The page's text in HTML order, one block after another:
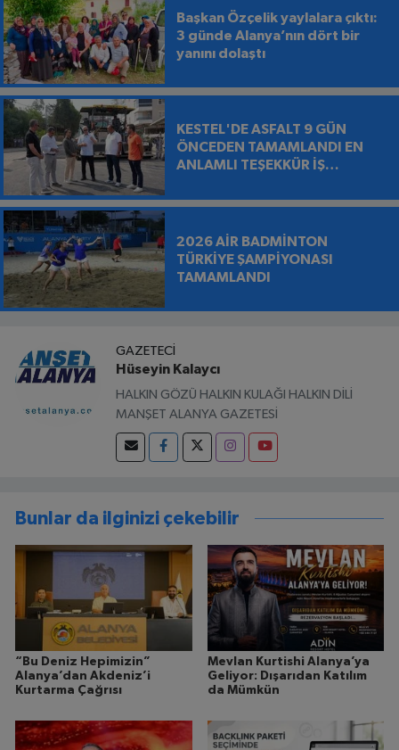
Başkan Özçelik yaylalara çıktı:
3 günde Alanya’nın dört bir
yanını dolaştı
KESTEL'DE ASFALT 9 GÜN
ÖNCEDEN TAMAMLANDI EN
ANLAMLI TEŞEKKÜR İŞ
BIRAKILDI
2026 AİR BADMİNTON
TÜRKİYE ŞAMPİYONASI
TAMAMLANDI
GAZETECI
Hüseyin Kalaycı
HALKIN GÖZÜ HALKIN KULAĞI HALKIN DİLİ
MANŞET ALANYA GAZETESİ
Bunlar da ilginizi çekebilir
“Bu Deniz Hepimizin”
Alanya’dan Akdeniz’i
Kurtarma Çağrısı
Mevlan Kurtishi Alanya’ya
Geliyor: Dışarıdan Katılım
da Mümkün